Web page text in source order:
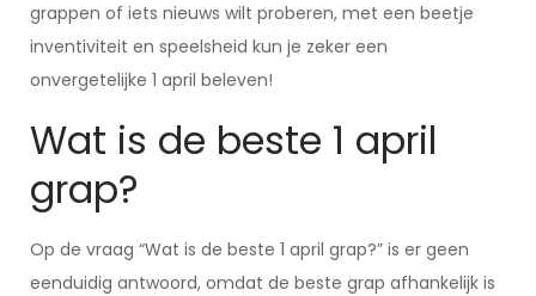
grappen of iets nieuws wilt proberen, met een beetje
inventiviteit en speelsheid kun je zeker een
onvergetelijke 1 april beleven!
Wat is de beste 1 april
grap?
Op de vraag “Wat is de beste 1 april grap?” is er geen
eenduidig antwoord, omdat de beste grap afhankelijk is